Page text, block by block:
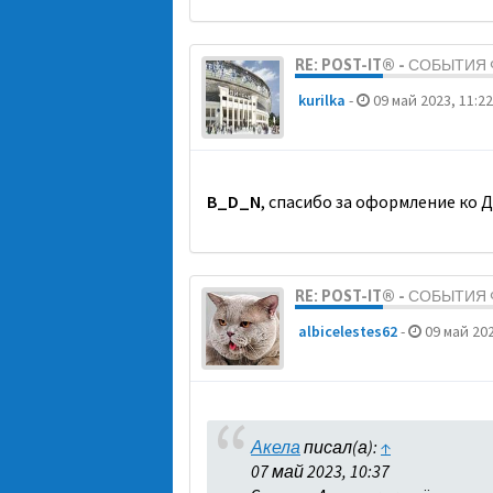
RE: POST-IT® -
kurilka - 09 май 2023, 11:22
B_D_N, спасибо за оформление ко
RE: POST-IT® -
albicelestes62- 09 май
Акелаписал(а): ↑
07 май 2023, 10:37